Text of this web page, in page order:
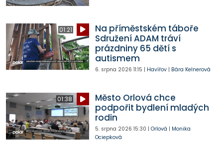
01:21
Na příměstském táboře
Sdružení ADAM tráví
prázdniny 65 dětí s
autismem
6. srpna 2026 11:15 | Havířov| Bára Kelnerová
01:38
Město Orlová chce
podpořit bydlení mladých
rodin
5. srpna 2026 15:30 | Orlová | Monika
Ociepková